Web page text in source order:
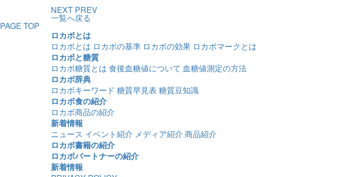
NEXT PREV
一覧へ戻る
PAGE TOP
ロカボとは
ロカボとは ロカボの基準 ロカボの効果 ロカボマークとは
ロカボと糖質
ロカボ糖質とは 食後血糖値について 血糖値測定の方法
ロカボ辞典
ロカボキーワード 糖質早見表 糖質豆知識
ロカボ食の紹介
ロカボ商品の紹介
新着情報
ニュース イベント紹介 メディア紹介 商品紹介
ロカボ書籍の紹介
ロカボパートナーの紹介
新着情報